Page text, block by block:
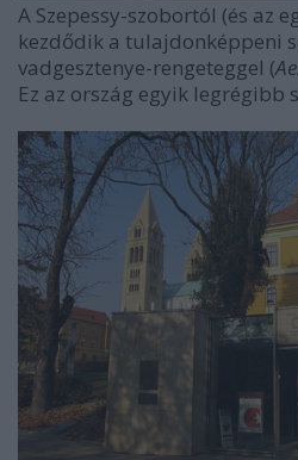
A Szepessy-szobortól (és az
kezdődik a tulajdonképpeni
vadgesztenye-rengeteggel (
Ez az ország egyik legrégibb